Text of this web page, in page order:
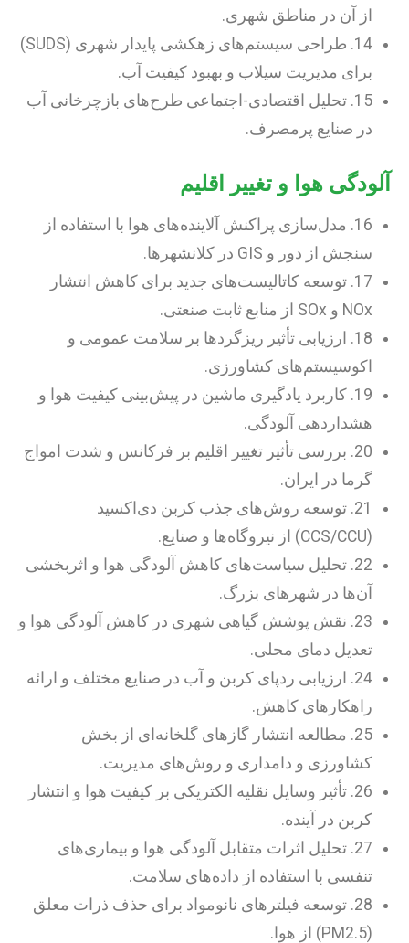
از آن در مناطق شهری.
14. طراحی سیستم‌های زهکشی پایدار شهری (SUDS)
برای مدیریت سیلاب و بهبود کیفیت آب.
15. تحلیل اقتصادی-اجتماعی طرح‌های بازچرخانی آب
در صنایع پرمصرف.
آلودگی هوا و تغییر اقلیم
16. مدل‌سازی پراکنش آلاینده‌های هوا با استفاده از
سنجش از دور و GIS در کلانشهرها.
17. توسعه کاتالیست‌های جدید برای کاهش انتشار
NOx و SOx از منابع ثابت صنعتی.
18. ارزیابی تأثیر ریزگردها بر سلامت عمومی و
اکوسیستم‌های کشاورزی.
19. کاربرد یادگیری ماشین در پیش‌بینی کیفیت هوا و
هشداردهی آلودگی.
20. بررسی تأثیر تغییر اقلیم بر فرکانس و شدت امواج
گرما در ایران.
21. توسعه روش‌های جذب کربن دی‌اکسید
(CCS/CCU) از نیروگاه‌ها و صنایع.
22. تحلیل سیاست‌های کاهش آلودگی هوا و اثربخشی
آن‌ها در شهرهای بزرگ.
23. نقش پوشش گیاهی شهری در کاهش آلودگی هوا و
تعدیل دمای محلی.
24. ارزیابی ردپای کربن و آب در صنایع مختلف و ارائه
راهکارهای کاهش.
25. مطالعه انتشار گازهای گلخانه‌ای از بخش
کشاورزی و دامداری و روش‌های مدیریت.
26. تأثیر وسایل نقلیه الکتریکی بر کیفیت هوا و انتشار
کربن در آینده.
27. تحلیل اثرات متقابل آلودگی هوا و بیماری‌های
تنفسی با استفاده از داده‌های سلامت.
28. توسعه فیلترهای نانومواد برای حذف ذرات معلق
(PM2.5) از هوا.